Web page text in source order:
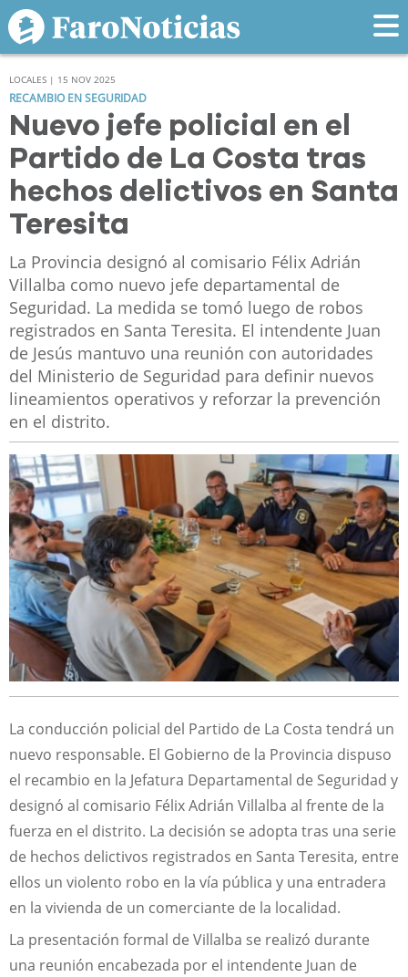
LOCALES | 15 NOV 2025
RECAMBIO EN SEGURIDAD
Nuevo jefe policial en el
Partido de La Costa tras
hechos delictivos en Santa
Teresita
La Provincia designó al comisario Félix Adrián
Villalba como nuevo jefe departamental de
Seguridad. La medida se tomó luego de robos
registrados en Santa Teresita. El intendente Juan
de Jesús mantuvo una reunión con autoridades
del Ministerio de Seguridad para definir nuevos
lineamientos operativos y reforzar la prevención
en el distrito.
La conducción policial del Partido de La Costa tendrá un
nuevo responsable. El Gobierno de la Provincia dispuso
el recambio en la Jefatura Departamental de Seguridad y
designó al comisario Félix Adrián Villalba al frente de la
fuerza en el distrito. La decisión se adopta tras una serie
de hechos delictivos registrados en Santa Teresita, entre
ellos un violento robo en la vía pública y una entradera
en la vivienda de un comerciante de la localidad.
La presentación formal de Villalba se realizó durante
una reunión encabezada por el intendente Juan de